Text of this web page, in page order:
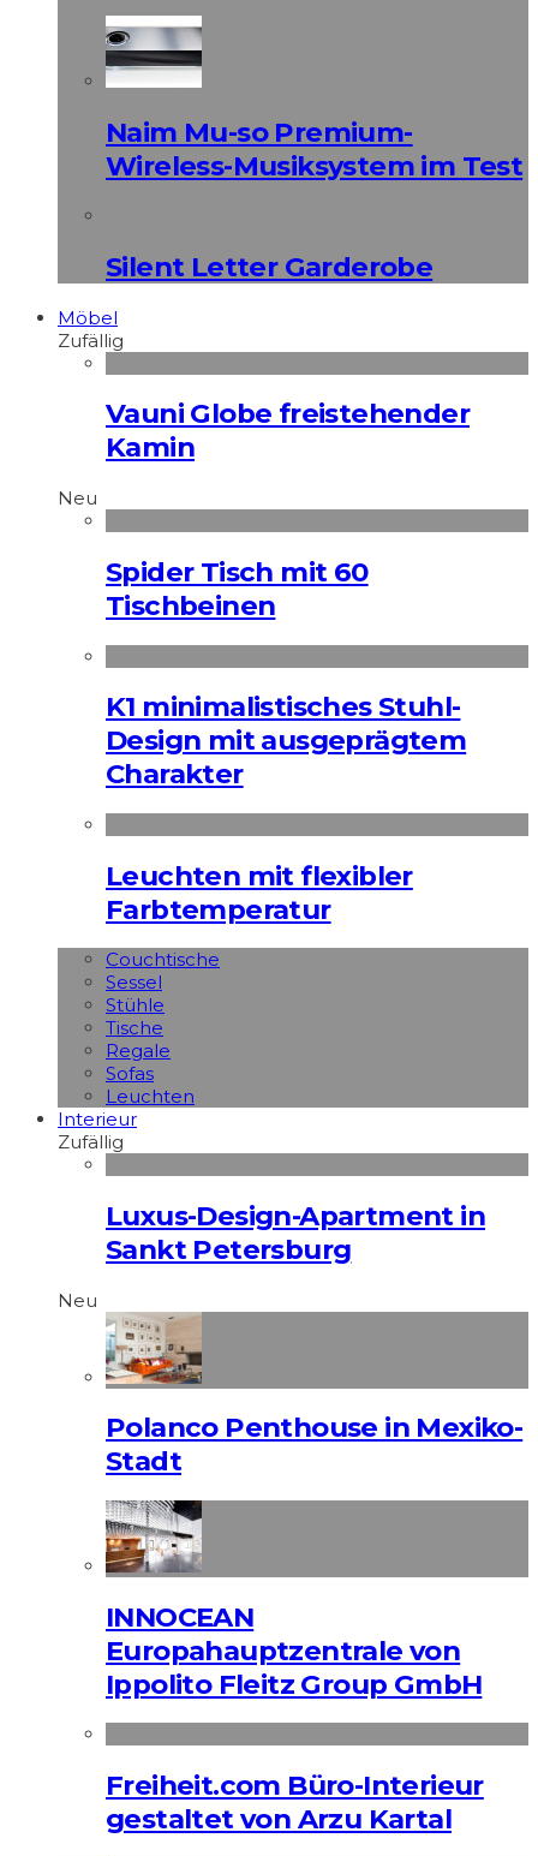
Naim Mu-so Premium-
Wireless-Musiksystem im Test
Silent Letter Garderobe
Möbel
Zufällig
Vauni Globe freistehender
Kamin
Neu
Spider Tisch mit 60
Tischbeinen
K1 minimalistisches Stuhl-
Design mit ausgeprägtem
Charakter
Leuchten mit flexibler
Farbtemperatur
Couchtische
Sessel
Stühle
Tische
Regale
Sofas
Leuchten
Interieur
Zufällig
Luxus-Design-Apartment in
Sankt Petersburg
Neu
Polanco Penthouse in Mexiko-
Stadt
INNOCEAN
Europahauptzentrale von
Ippolito Fleitz Group GmbH
Freiheit.com Büro-Interieur
gestaltet von Arzu Kartal